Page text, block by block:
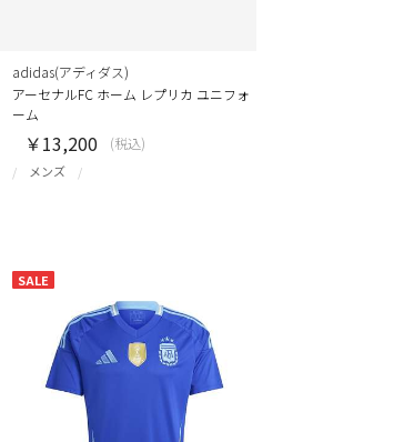
adidas(アディダス)
アーセナルFC ホーム レプリカ ユニフォ
ーム
メンズ
￥13,200 (税込)
SALE